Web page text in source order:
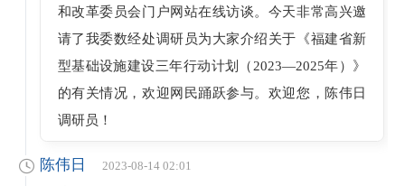
和改革委员会门户网站在线访谈。今天非常高兴邀
请了我委数经处调研员为大家介绍关于《福建省新
型基础设施建设三年行动计划（2023—2025年）》
的有关情况，欢迎网民踊跃参与。欢迎您，陈伟日
调研员！
陈伟日 2023-08-14 02:01